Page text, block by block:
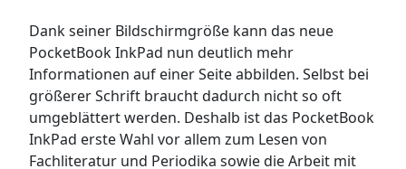
Dank seiner Bildschirmgröße kann das neue
PocketBook InkPad nun deutlich mehr
Informationen auf einer Seite abbilden. Selbst bei
größerer Schrift braucht dadurch nicht so oft
umgeblättert werden. Deshalb ist das PocketBook
InkPad erste Wahl vor allem zum Lesen von
Fachliteratur und Periodika sowie die Arbeit mit